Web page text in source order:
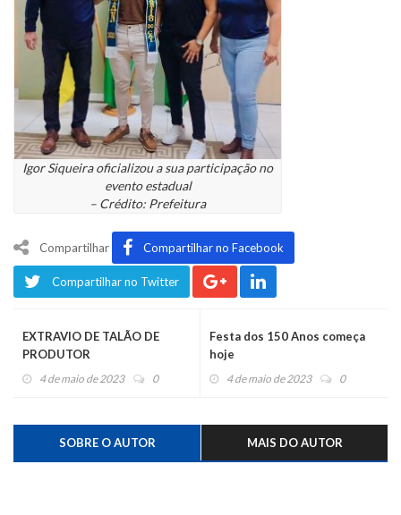
Igor Siqueira oficializou a sua participação no
evento estadual
– Crédito: Prefeitura
Compartilhar Compartilhar no Facebook
Compartilhar no Twitter
EXTRAVIO DE TALÃO DE
PRODUTOR
4 de maio de 2023 0
Festa dos 150 Anos começa
hoje
4 de maio de 2023 0
SOBRE O AUTOR MAIS DO AUTOR